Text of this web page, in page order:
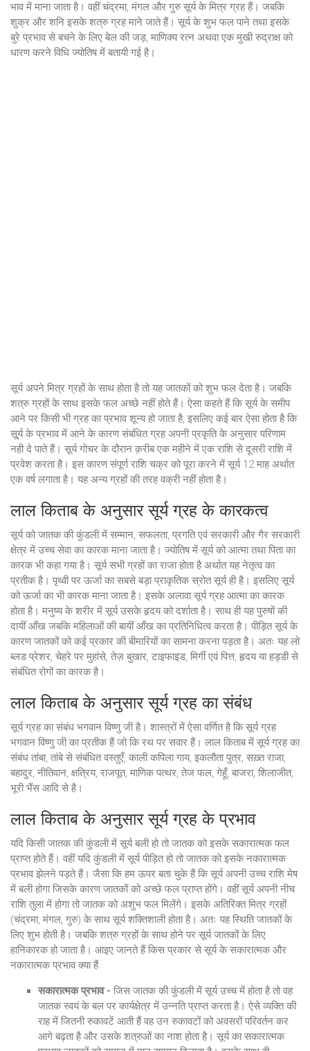
भाव में माना जाता है। वहीं चंद्रमा, मंगल और गुरु सूर्य के मित्र ग्रह हैं। जबकि
शुक्र और शनि इसके शत्रु ग्रह माने जाते हैं। सूर्य के शुभ फल पाने तथा इसके
बुरे प्रभाव से बचने के लिए बेल की जड़, माणिक्य रत्न अथवा एक मुखी रुद्राक्ष को
धारण करने विधि ज्योतिष में बतायी गई है।
सूर्य अपने मित्र ग्रहों के साथ होता है तो यह जातकों को शुभ फल देता है। जबकि
शत्रु ग्रहों के साथ इसके फल अच्छे नहीं होते हैं। ऐसा कहते हैं कि सूर्य के समीप
आने पर किसी भी ग्रह का प्रभाव शून्य हो जाता है, इसलिए कई बार ऐसा होता है कि
सू्र्य के प्रभाव में आने के कारण संबंधित ग्रह अपनी प्रकृति के अनुसार परिणाम
नही दे पाते हैं। सूर्य गोचर के दौरान क़रीब एक महीने में एक राशि से दूसरी राशि में
प्रवेश करता है। इस कारण संपूर्ण राशि चक्र को पूरा करने में सूर्य 12 माह अर्थात
एक वर्ष लगाता है। यह अन्य ग्रहों की तरह वक्री नहीं होता है।
लाल किताब के अनुसार सूर्य ग्रह के कारकत्व
सूर्य को जातक की कुंडली में सम्मान, सफलता, प्रगति एवं सरकारी और गैर सरकारी
क्षेत्र में उच्च सेवा का कारक माना जाता है। ज्योतिष में सूर्य को आत्मा तथा पिता का
कारक भी कहा गया है। सूर्य सभी ग्रहों का राजा होता है अर्थात यह नेतृत्व का
प्रतीक है। पृथ्वी पर ऊर्जा का सबसे बड़ा प्राकृतिक स्रोत सूर्य ही है। इसलिए सूर्य
को ऊर्जा का भी कारक माना जाता है। इसके अलावा सूर्य ग्रह आत्मा का कारक
होता है। मनुष्य के शरीर में सूर्य उसके हृदय को दर्शाता है। साथ ही यह पुरुषों की
दायीं आँख जबकि महिलाओं की बायीं आँख का प्रतिनिधित्व करता है। पीड़ित सूर्य के
कारण जातकों को कई प्रकार की बीमारियों का सामना करना पड़ता है। अतः यह लो
ब्लड प्रेशर, चेहरे पर मुहांसे, तेज़ बुखार, टाइफाइड, मिर्गी एवं पित्त, हृदय या हड्डी से
संबंधित रोगों का कारक है।
लाल किताब के अनुसार सूर्य ग्रह का संबंध
सूर्य ग्रह का संबंध भगवान विष्णु जी है। शास्त्रों में ऐसा वर्णित है कि सूर्य ग्रह
भगवान विष्णु जी का प्रतीक हैं जो कि रथ पर सवार हैं। लाल किताब में सूर्य ग्रह का
संबंध तांबा, तांबे से संबंधित वस्तुएँ, काली कपिला गाय, इकलौता पुत्र, सख़्त राजा,
बहादुर, नीतिवान, क्षत्रिय, राजपूत, माणिक पत्थर, तेज फल, गेहूँ, बाजरा, शिलाजीत,
भूरी भैंस आदि से है।
लाल किताब के अनुसार सूर्य ग्रह के प्रभाव
यदि किसी जातक की कुंडली में सूर्य बली हो तो जातक को इसके सकारात्मक फल
प्राप्त होते हैं। वहीं यदि कुंडली में सूर्य पीड़ित हो तो जातक को इसके नकारात्मक
प्रभाव झेलने पड़ते हैं। जैसा कि हम ऊपर बता चुके हैं कि सूर्य अपनी उच्च राशि मेष
में बली होगा जिसके कारण जातकों को अच्छे फल प्राप्त होंगे। वहीं सूर्य अपनी नीच
राशि तुला में होगा तो जातक को अशुभ फल मिलेंगे। इसके अतिरिक्त मित्र ग्रहों
(चंद्रमा, मंगल, गुरु) के साथ सूर्य शक्तिशाली होता है। अतः यह स्थिति जातकों के
लिए शुभ होती है। जबकि शत्रु ग्रहों के साथ होने पर सूर्य जातकों के लिए
हानिकारक हो जाता है। आइए जानते हैं किस प्रकार से सूर्य के सकारात्मक और
नकारात्मक प्रभाव क्या हैं:
सकारात्मक प्रभाव - जिस जातक की कुंडली में सूर्य उच्च में होता है तो वह
जातक स्वयं के बल पर कार्यक्षेत्र में उन्नति प्राप्त करता है। ऐसे व्यक्ति की
राह में जितनी रुकावटें आती हैं वह उन रुकावटों को अवसरों परिवर्तन कर
आगे बढ़ता है और उसके शत्रुओं का नाश होता है। सूर्य का सकारात्मक